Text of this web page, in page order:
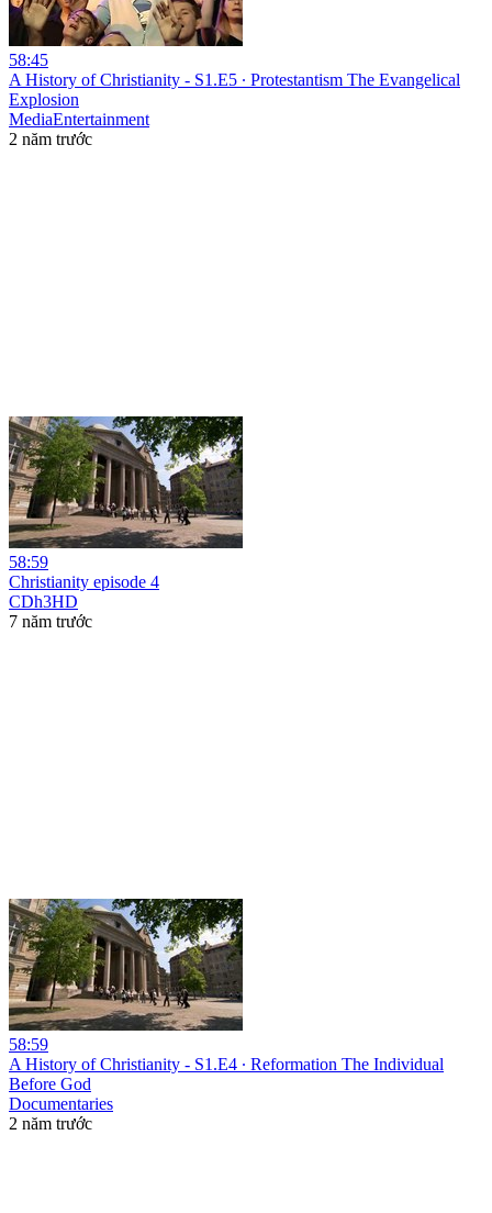
58:45
A History of Christianity - S1.E5 ∙ Protestantism The Evangelical
Explosion
MediaEntertainment
2 năm trước
58:59
Christianity episode 4
CDh3HD
7 năm trước
58:59
A History of Christianity - S1.E4 ∙ Reformation The Individual
Before God
Documentaries
2 năm trước